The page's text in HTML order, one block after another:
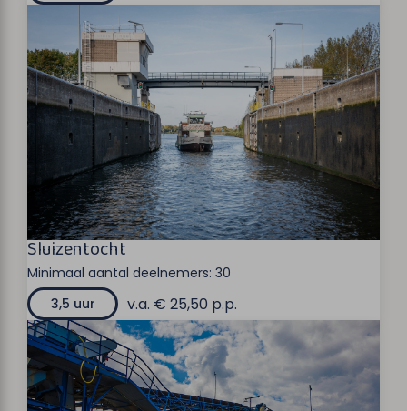
Sluizentocht
Minimaal aantal deelnemers: 30
3,5 uur
v.a. € 25,50 p.p.